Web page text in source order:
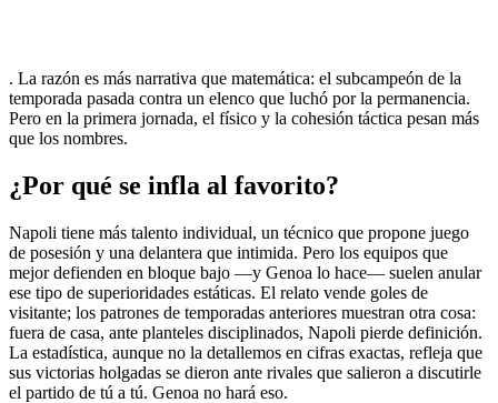
. La razón es más narrativa que matemática: el subcampeón de la
temporada pasada contra un elenco que luchó por la permanencia.
Pero en la primera jornada, el físico y la cohesión táctica pesan más
que los nombres.
¿Por qué se infla al favorito?
Napoli tiene más talento individual, un técnico que propone juego
de posesión y una delantera que intimida. Pero los equipos que
mejor defienden en bloque bajo —y Genoa lo hace— suelen anular
ese tipo de superioridades estáticas. El relato vende goles de
visitante; los patrones de temporadas anteriores muestran otra cosa:
fuera de casa, ante planteles disciplinados, Napoli pierde definición.
La estadística, aunque no la detallemos en cifras exactas, refleja que
sus victorias holgadas se dieron ante rivales que salieron a discutirle
el partido de tú a tú. Genoa no hará eso.